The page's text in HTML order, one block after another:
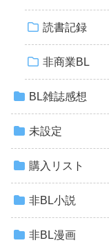
読書記録
非商業BL
BL雑誌感想
未設定
購入リスト
非BL小説
非BL漫画